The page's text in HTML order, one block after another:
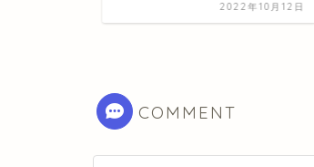
2022年10月12日
COMMENT